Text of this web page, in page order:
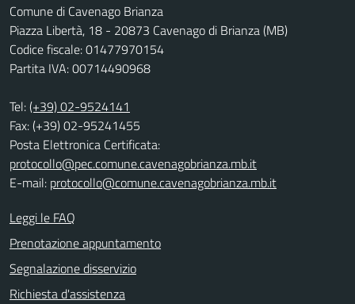
Comune di Cavenago Brianza
Piazza Libertà, 18 - 20873 Cavenago di Brianza (MB)
Codice fiscale: 01477970154
Partita IVA: 00714490968
Tel:(+39) 02-9524141
Fax: (+39) 02-95241455
Posta Elettronica Certificata:
protocollo@pec.comune.cavenagobrianza.mb.it
E-mail: protocollo@comune.cavenagobrianza.mb.it
Leggi le FAQ
Prenotazione appuntamento
Segnalazione disservizio
Richiesta d'assistenza